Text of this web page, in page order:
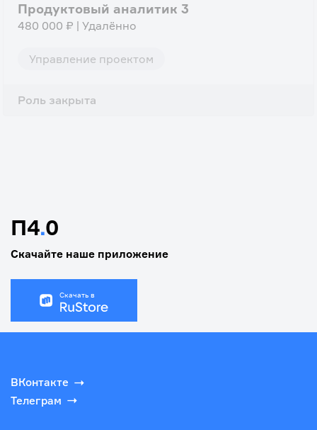
Продуктовый аналитик 3
480 000 ₽ | Удалённо
Управление проектом
Роль закрыта
П4.0
Скачайте наше приложение
Скачать в
ВКонтакте
Телеграм